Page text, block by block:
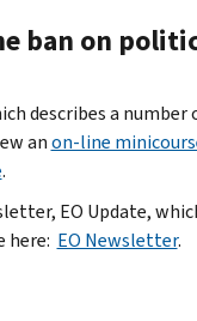
ban on
describes a
anon-line
.
EO Update,
here: EO Newsletter.